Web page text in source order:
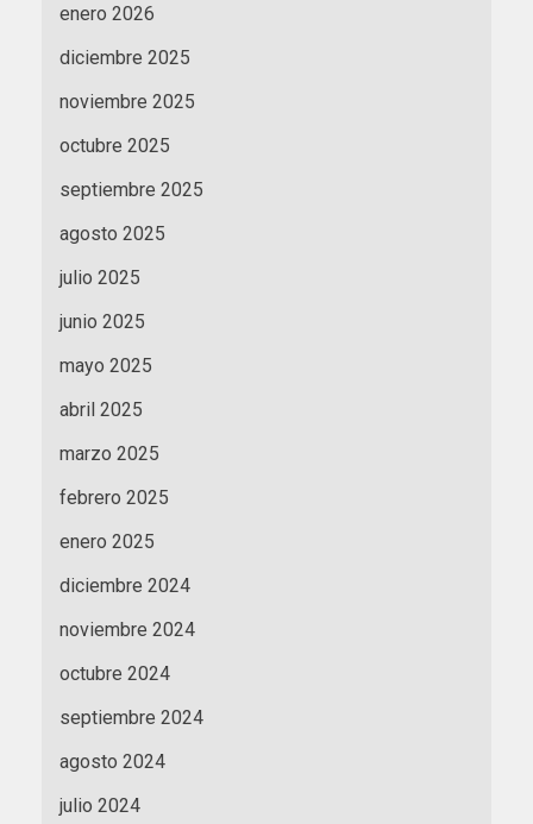
enero 2026
diciembre 2025
noviembre 2025
octubre 2025
septiembre 2025
agosto 2025
julio 2025
junio 2025
mayo 2025
abril 2025
marzo 2025
febrero 2025
enero 2025
diciembre 2024
noviembre 2024
octubre 2024
septiembre 2024
agosto 2024
julio 2024